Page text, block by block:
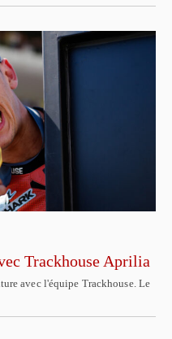
Trackhouse Aprilia
avec l'équipe Trackhouse. Le